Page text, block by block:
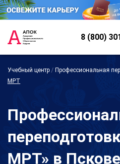
8 (800)
Учебный центр / Профессиональная
МРТ
МРТ» в Пскове